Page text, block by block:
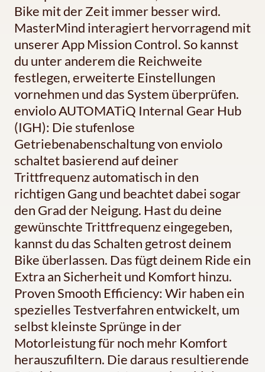
Bike mit der Zeit immer besser wird.
MasterMind interagiert hervorragend mit
unserer App Mission Control. So kannst
du unter anderem die Reichweite
festlegen, erweiterte Einstellungen
vornehmen und das System überprüfen.
enviolo AUTOMATiQ Internal Gear Hub
(IGH): Die stufenlose
Getriebenabenschaltung von enviolo
schaltet basierend auf deiner
Trittfrequenz automatisch in den
richtigen Gang und beachtet dabei sogar
den Grad der Neigung. Hast du deine
gewünschte Trittfrequenz eingegeben,
kannst du das Schalten getrost deinem
Bike überlassen. Das fügt deinem Ride ein
Extra an Sicherheit und Komfort hinzu.
Proven Smooth Efficiency: Wir haben ein
spezielles Testverfahren entwickelt, um
selbst kleinste Sprünge in der
Motorleistung für noch mehr Komfort
herauszufiltern. Die daraus resultierende